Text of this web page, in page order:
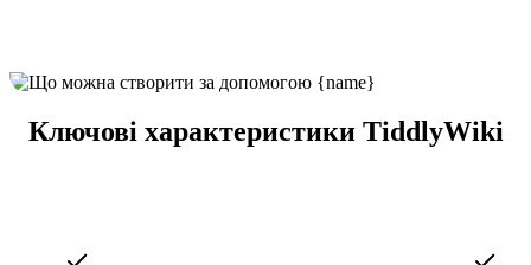
Ключові характеристики TiddlyWiki